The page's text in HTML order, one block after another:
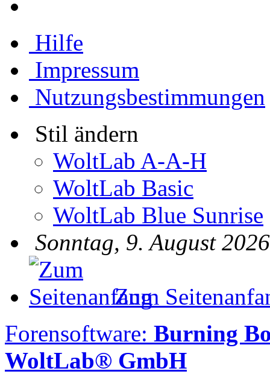
Hilfe
Impressum
Nutzungsbestimmungen
Stil ändern
WoltLab A-A-H
WoltLab Basic
WoltLab Blue Sunrise
Sonntag, 9. August
Zum
Forensoftware: Burning
WoltLab® GmbH